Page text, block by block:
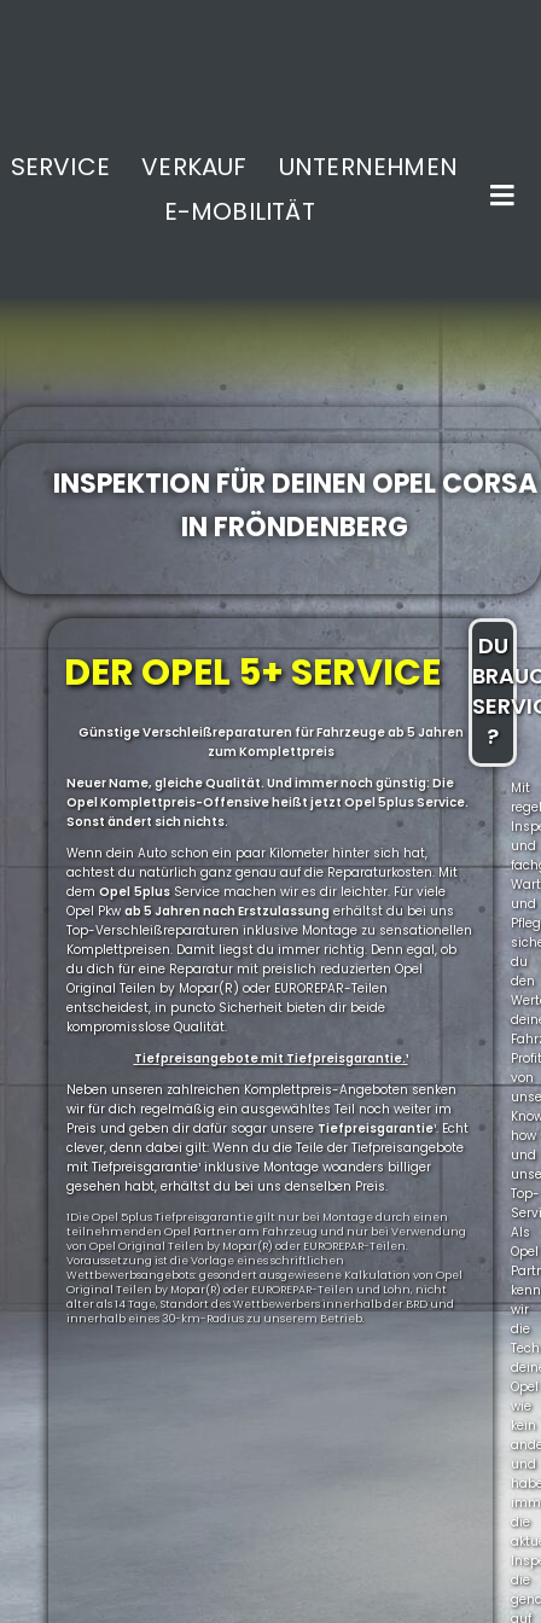
SERVICE VERKAUF
UNTERNEHMEN
E-MOBILITÄT
.
INSPEKTION FÜR DEINEN OPEL CORSA
IN FRÖNDENBERG
DER OPEL 5+ SERVICE
Günstige Verschleißreparaturen für Fahrzeuge ab 5 Jahren
zum Komplettpreis
Neuer Name, gleiche Qualität. Und immer noch günstig: Die
Opel Komplettpreis-Offensive heißt jetzt Opel 5plus Service.
Sonst ändert sich nichts.
Wenn dein Auto schon ein paar Kilometer hinter sich hat,
achtest du natürlich ganz genau auf die Reparaturkosten. Mit
dem Opel 5plusService machen wir es dir leichter. Für viele
Opel Pkwab 5 Jahren nach Erstzulassungerhältst du bei uns
Top-Verschleißreparaturen inklusive Montage zu sensationellen
Komplettpreisen. Damit liegst du immer richtig. Denn egal, ob
du dich für eine Reparatur mit preislich reduzierten Opel
Original Teilen by Mopar(R) oder EUROREPAR-Teilen
entscheidest, in puncto Sicherheit bieten dir beide
kompromisslose Qualität.
Tiefpreisangebote mit Tiefpreisgarantie.¹
Neben unseren zahlreichen Komplettpreis-Angeboten senken
wir für dich regelmäßig ein ausgewähltes Teil noch weiter im
Preis und geben dir dafür sogar unsere Tiefpreisgarantie¹. Echt
clever, denn dabei gilt: Wenn du die Teile der Tiefpreisangebote
mit Tiefpreisgarantie¹ inklusive Montage woanders billiger
gesehen habt, erhältst du bei uns denselben Preis.
1Die Opel 5plus Tiefpreisgarantie gilt nur bei Montage durch einen
teilnehmenden Opel Partner am Fahrzeug und nur bei Verwendung
von Opel Original Teilen by Mopar(R) oder EUROREPAR-Teilen.
Voraussetzung ist die Vorlage eines schriftlichen
Wettbewerbsangebots: gesondert ausgewiesene Kalkulation von Opel
Original Teilen by Mopar(R) oder EUROREPAR-Teilen und Lohn, nicht
älter als 14 Tage, Standort des Wettbewerbers innerhalb der BRD und
innerhalb eines 30-km-Radius zu unserem Betrieb.
DU
?
Mit
und
und
du
den
von
how
und
Top-
Als
Opel
wir
die
Opel
wie
kein
und
die
die
auf